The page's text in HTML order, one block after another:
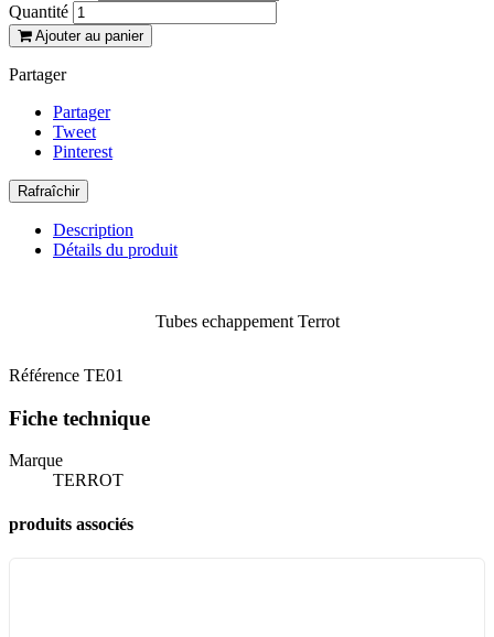
Quantité
Ajouter au panier
Partager
Partager
Tweet
Pinterest
Description
Détails du produit
Tubes echappement Terrot
Référence TE01
Fiche technique
Marque
TERROT
produits associés